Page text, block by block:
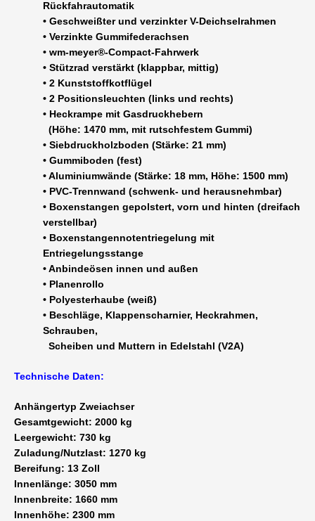
Servicetüre
möglich
Menge
Rückfahrautomatik
• Geschweißter und verzinkter V-Deichselrahmen
• Verzinkte Gummifederachsen
• wm-meyer®-Compact-Fahrwerk
• Stützrad verstärkt (klappbar, mittig)
• 2 Kunststoffkotflügel
• 2 Positionsleuchten (links und rechts)
• Heckrampe mit Gasdruckhebern
(Höhe: 1470 mm, mit rutschfestem Gummi)
• Siebdruckholzboden (Stärke: 21 mm)
• Gummiboden (fest)
• Aluminiumwände (Stärke: 18 mm, Höhe: 1500 mm)
• PVC-Trennwand (schwenk- und herausnehmbar)
• Boxenstangen gepolstert, vorn und hinten (dreifach
verstellbar)
• Boxenstangennotentriegelung mit
Entriegelungsstange
• Anbindeösen innen und außen
• Planenrollo
• Polyesterhaube (weiß)
• Beschläge, Klappenscharnier, Heckrahmen,
Schrauben,
Scheiben und Muttern in Edelstahl (V2A)
Technische Daten:
Anhängertyp Zweiachser
Gesamtgewicht: 2000 kg
Leergewicht: 730 kg
Zuladung/Nutzlast: 1270 kg
Bereifung: 13 Zoll
Innenlänge: 3050 mm
Innenbreite: 1660 mm
Innenhöhe: 2300 mm